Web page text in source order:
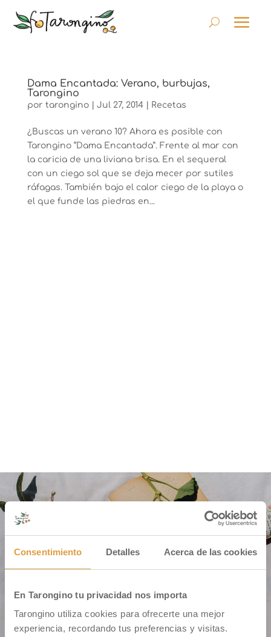
Consentimiento Detalles Acerca de las cookies
En Tarongino tu privacidad nos importa
Tarongino utiliza cookies para ofrecerte una mejor
experiencia, recordando tus preferencias y visitas.
Dama Encantada: Verano, burbujas,
Tarongino
por tarongino| Jul 27, 2014| Recetas
¿Buscas un verano 10? Ahora es posible con
Tarongino “Dama Encantada”. Frente al mar con
la caricia de una liviana brisa. En el sequeral
con un ciego sol que se deja mecer por sutiles
ráfagas. También bajo el calor ciego de la playa o
el que funde las piedras en...
Cm. Montiver S/N – Pol. 31 Parc. 335
46500 Sagunto (VALENCIA)